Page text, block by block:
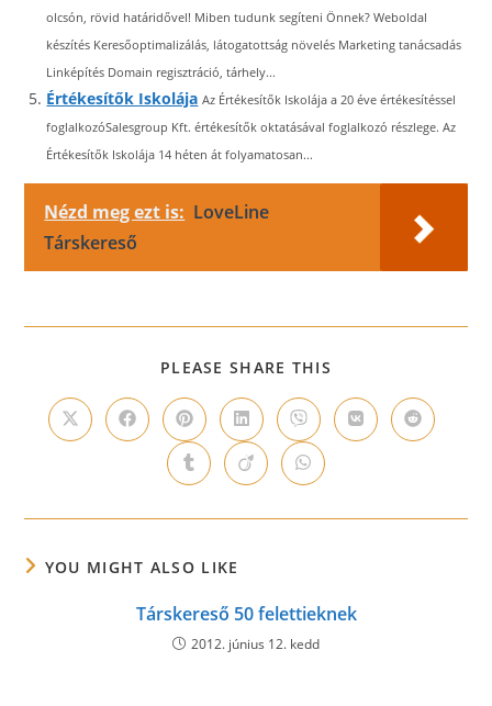
olcsón, rövid határidővel! Miben tudunk segíteni Önnek? Weboldal
készítés Keresőoptimalizálás, látogatottság növelés Marketing tanácsadás
Linképítés Domain regisztráció, tárhely...
Értékesítők Iskolája Az Értékesítők Iskolája a 20 éve értékesítéssel
foglalkozóSalesgroup Kft. értékesítők oktatásával foglalkozó részlege. Az
Értékesítők Iskolája 14 héten át folyamatosan...
Nézd meg ezt is: LoveLine
Társkereső
PLEASE SHARE THIS
CONTENT
Opens
in
Opens
in
window
Opens
in
a
new
window
Opens
in
a
new
window
Opens
in
a
new
window
Opens
in
Opens
in
Opens
in
new
Opens
in
new
Opens
in
new
YOU MIGHT ALSO LIKE
Társkereső 50 felettieknek
2012. június 12. kedd